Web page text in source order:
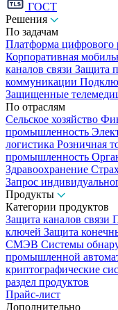
ГОСТ
Решения
По задачам
Платформа цифрового
Корпоративная
каналов связи Защита
коммуникации
Защищенные
По отраслям
Сельское хозяйство
промышленность
логистика Розничная
промышленность
Здравоохранение
Запрос
Продукты
Категории продуктов
Защита каналов связи
ключей Защита
СМЭВ Системы
промышленной
криптографические
раздел продуктов
Прайс-лист
Дополнительно